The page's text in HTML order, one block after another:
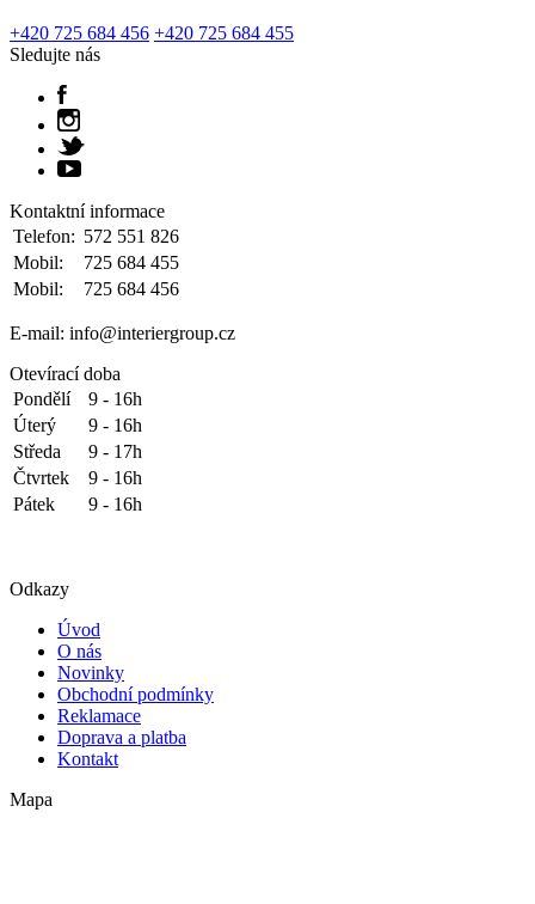
+420 725 684 456 +420 725 684 455
Sledujte nás
Kontaktní informace
Telefon: 572 551 826
Mobil:
725 684 455
Mobil:
725 684 456
E-mail: info@interiergroup.cz
Otevírací doba
Pondělí
9 - 16h
Úterý
9 - 16h
Středa
9 - 17h
Čtvrtek
9 - 16h
Pátek
9 - 16h
Odkazy
Úvod
O nás
Novinky
Obchodní podmínky
Reklamace
Doprava a platba
Kontakt
Mapa